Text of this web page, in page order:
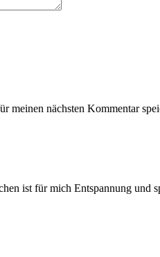
meinen nächsten Kommentar
ist für mich Entspannung und